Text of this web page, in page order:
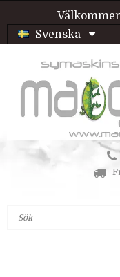
Svenska